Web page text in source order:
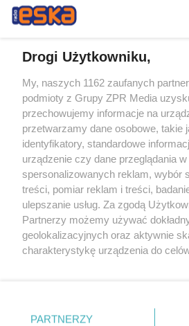
Żaden utwór zamieszczony w serwisie nie
rozpowszechniany lub dalej
tym także elektroniczny lub mechaniczny)
eksploatacji w jakiejkolwiek formie, włącznie
Internecie bez pisemnej zgody właściciela
wykorzystanie utworów w całości lub w
tzn. bez właściwej zgody, jest zabronione
ścigane prawnie.
Drogi Użytkowniku,
My, naszych 1162 zaufanych
podmioty z Grupy ZPR Media
przechowujemy informacje na
przetwarzamy dane osobowe, takie
identyfikatory, standardowe
urządzenie czy dane przeglądania
spersonalizowanych reklam, wybór
treści, pomiar reklam i treści,
ulepszanie usług. Za zgodą
Partnerzy możemy używać
geolokalizacyjnych oraz aktywnie
charakterystykę urządzenia do
zmienić/wycofać klikając przycisk
PARTNERZY